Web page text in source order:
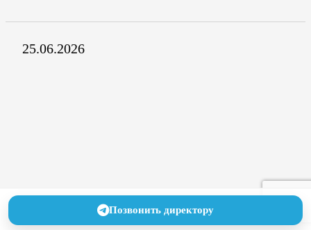
25.06.2026
Позвонить директору